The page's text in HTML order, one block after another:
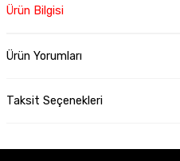
Ürün Bilgisi
Ürün Yorumları
Taksit Seçenekleri